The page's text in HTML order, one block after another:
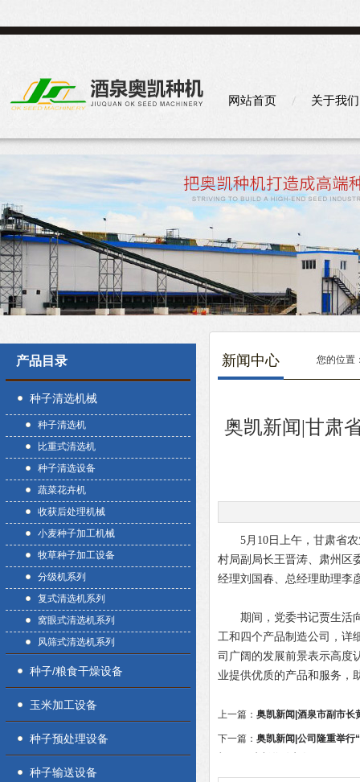
网站首页 关于我们
产品目录
种子清选机械
种子清选机
比重式清选机
种子清选设备
蔬菜花卉机
收获后处理机械
小麦种子加工机械
牧草种子加工设备
分级机系列
复式清选机系列
窝眼式清选机系列
风筛式清选机系列
种子/粮食干燥设备
玉米加工设备
种子预处理设备
种子输送设备
新闻中心 您的位置
奥凯新闻|甘肃
5月10日上午，甘肃省农
村局副局长王晋涛、肃州区
经理刘国春、总经理助理李
期间，党委书记贾生活向
工和四个产品制造公司，详
司广阔的发展前景表示高度
业提供优质的产品和服务，
上一篇： 奥凯新闻|酒泉市副市长
下一篇： 奥凯新闻|公司隆重举行